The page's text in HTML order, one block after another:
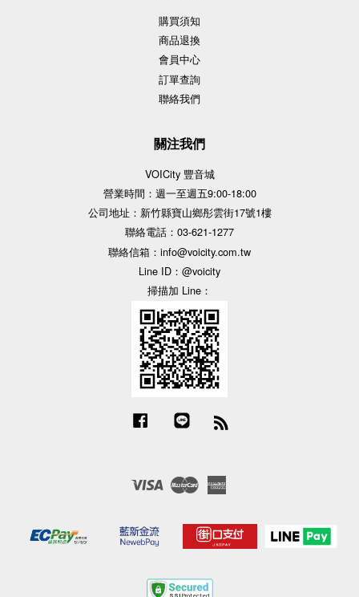
購買須知
商品退換
會員中心
訂單查詢
聯絡我們
關注我們
VOICity 豐音城
營業時間：週一至週五9:00-18:00
公司地址：新竹縣寶山鄉彤雲街17號1樓
聯絡電話：03-621-1277
聯絡信箱：info@voicity.com.tw
Line ID：@voicity
掃描加 Line：
Facebook
Visa Master